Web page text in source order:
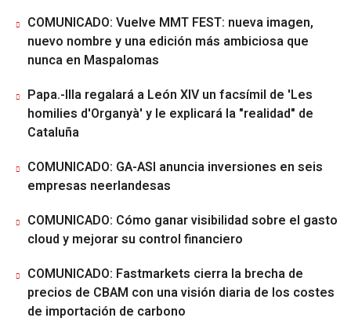
COMUNICADO: Vuelve MMT FEST: nueva imagen,
nuevo nombre y una edición más ambiciosa que
nunca en Maspalomas
Papa.-Illa regalará a León XIV un facsímil de 'Les
homilies d'Organyà' y le explicará la "realidad" de
Cataluña
COMUNICADO: GA-ASI anuncia inversiones en seis
empresas neerlandesas
COMUNICADO: Cómo ganar visibilidad sobre el gasto
cloud y mejorar su control financiero
COMUNICADO: Fastmarkets cierra la brecha de
precios de CBAM con una visión diaria de los costes
de importación de carbono